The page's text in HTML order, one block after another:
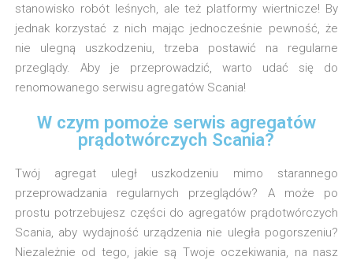
stanowisko robót leśnych, ale też platformy wiertnicze! By
jednak korzystać z nich mając jednocześnie pewność, że
nie ulegną uszkodzeniu, trzeba postawić na regularne
przeglądy. Aby je przeprowadzić, warto udać się do
renomowanego serwisu agregatów Scania!
W czym pomoże serwis agregatów
prądotwórczych Scania?
Twój agregat uległ uszkodzeniu mimo starannego
przeprowadzania regularnych przeglądów? A może po
prostu potrzebujesz części do agregatów prądotwórczych
Scania, aby wydajność urządzenia nie uległa pogorszeniu?
Niezależnie od tego, jakie są Twoje oczekiwania, na nasz